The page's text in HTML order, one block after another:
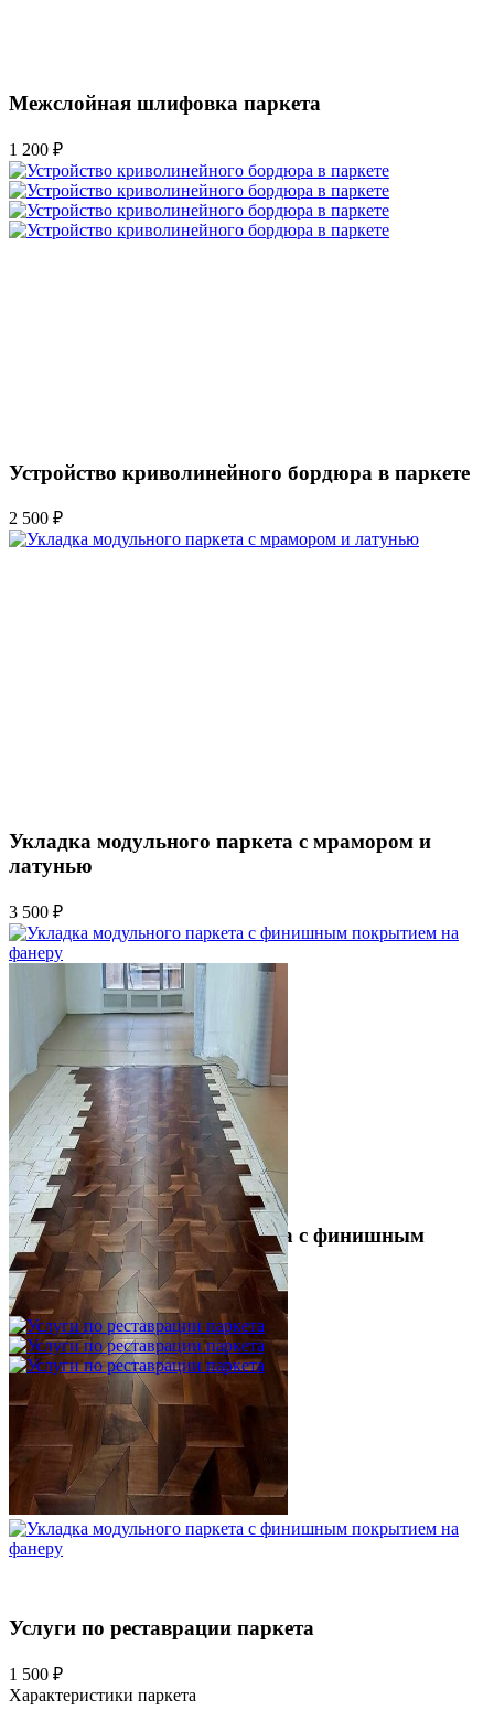
Межслойная шлифовка паркета
1 200 ₽
Устройство криволинейного бордюра в паркете
2 500 ₽
Укладка модульного паркета с мрамором и
латунью
3 500 ₽
Укладка модульного паркета с финишным
покрытием на фанеру
3 600 ₽
Услуги по реставрации паркета
1 500 ₽
Характеристики паркета